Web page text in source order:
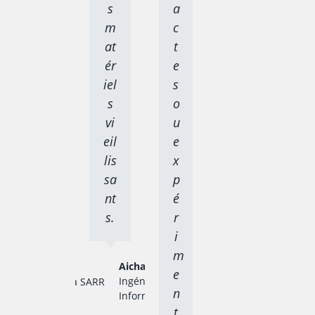
s
m
at
ér
iel
s
vi
eil
lis
sa
nt
s.
Aicha SARR
Ingénieur en
Informatique
a
c
t
e
s
o
u
e
x
p
é
r
i
m
e
n